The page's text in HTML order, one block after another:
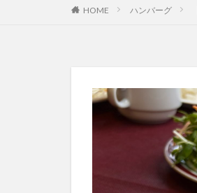
HOME ハンバーグ